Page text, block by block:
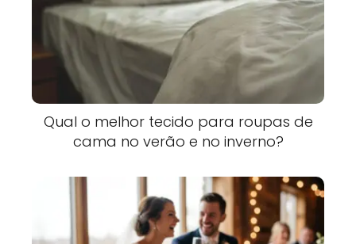
Qual o melhor tecido para roupas de
cama no verão e no inverno?